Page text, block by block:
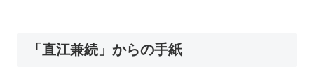
「直江兼続」からの手紙